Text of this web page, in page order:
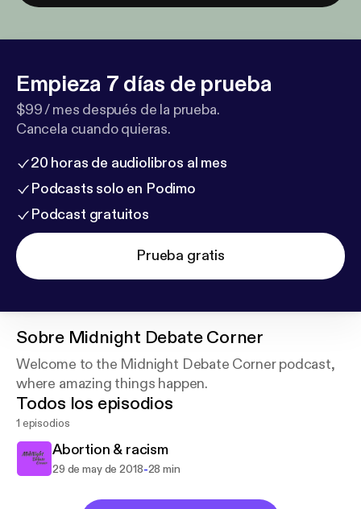
Empieza 7 días de prueba
$99 / mes después de la prueba.
Cancela cuando quieras.
20 horas de audiolibros al mes
Podcasts solo en Podimo
Podcast gratuitos
Prueba gratis
Sobre Midnight Debate Corner
Welcome to the Midnight Debate Corner podcast,
where amazing things happen.
Todos los episodios
1 episodios
Abortion & racism
29 de may de 2018-28 min